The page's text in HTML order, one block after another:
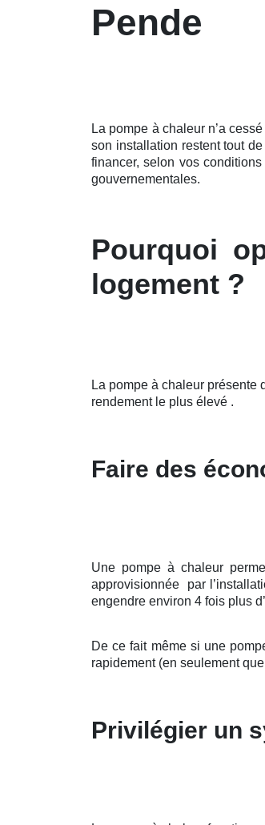
Pende
La pompe à chaleur n’a
son installation restent tout
financer, selon vos
gouvernementales.
Pourquoi
logement ?
La pompe à chaleur présente
rendement le plus élevé .
Faire des
Une pompe à chaleur
approvisionnée par
engendre environ 4 fois plus
De ce fait même si une
rapidement (en seulement
Privilégier un